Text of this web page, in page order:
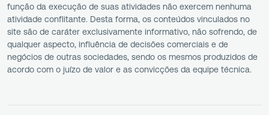
função da execução de suas atividades não exercem nenhuma
atividade conflitante. Desta forma, os conteúdos vinculados no
site são de caráter exclusivamente informativo, não sofrendo, de
qualquer aspecto, influência de decisões comerciais e de
negócios de outras sociedades, sendo os mesmos produzidos de
acordo com o juízo de valor e as convicções da equipe técnica.